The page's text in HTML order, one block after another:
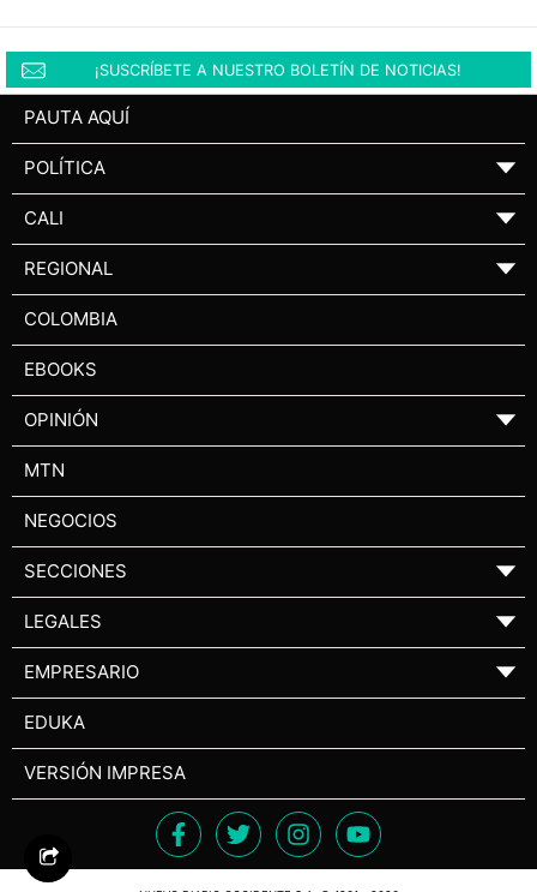
¡SUSCRÍBETE A NUESTRO BOLETÍN DE NOTICIAS!
PAUTA AQUÍ
POLÍTICA ▼
CALI ▼
REGIONAL ▼
COLOMBIA
EBOOKS
OPINIÓN ▼
MTN
NEGOCIOS
SECCIONES ▼
LEGALES ▼
EMPRESARIO ▼
EDUKA
VERSIÓN IMPRESA